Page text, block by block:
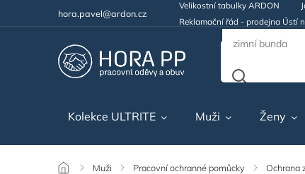
hora.pavel@ardon.cz
Velikostní tabulky ARDON
Reklamační řád - prodejna Ústí
Kolekce ULTRITE Muži Ženy
/ Muži / Pracovní ochranné pomůcky / Ochrana